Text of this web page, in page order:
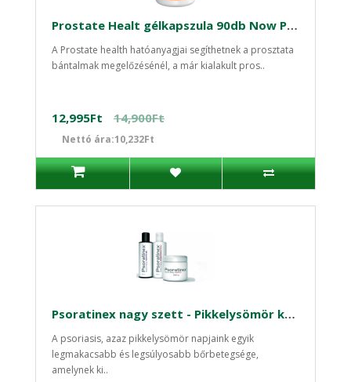
Prostate Healt gélkapszula 90db Now Prosztata kezelése
A Prostate health hatóanyagjai segíthetnek a prosztata
bántalmak megelőzésénél, a már kialakult pros..
12,995Ft 14,900Ft
Nettó ára:10,232Ft
Psoratinex nagy szett - Pikkelysömör kezelése
A psoriasis, azaz pikkelysömör napjaink egyik
legmakacsabb és legsúlyosabb bőrbetegsége,
amelynek ki..